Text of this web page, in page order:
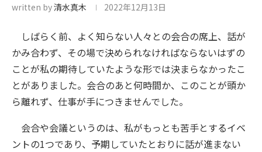
written by清水真木 2022年12月13日
しばらく前、よく知らない人々との会合の席上、話が
かみ合わず、その場で決められなければならないはずの
ことが私の期待していたような形では決まらなかったこ
とがありました。会合のあと何時間か、このことが頭か
ら離れず、仕事が手につきませんでした。
会合や会議というのは、私がもっとも苦手とするイベ
ントの1つであり、予期していたとおりに話が進まない